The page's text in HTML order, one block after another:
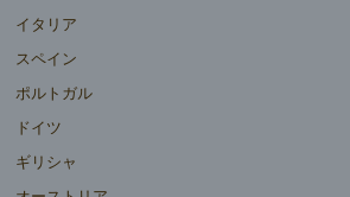
イタリア
スペイン
ポルトガル
ドイツ
ギリシャ